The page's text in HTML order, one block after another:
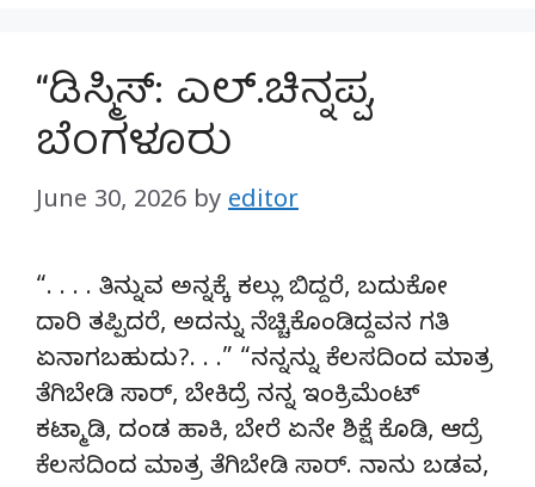
“ಡಿಸ್ಮಿಸ್: ಎಲ್.ಚಿನ್ನಪ್ಪ,
ಬೆಂಗಳೂರು
June 30, 2026 by editor
“. . . . ತಿನ್ನುವ ಅನ್ನಕ್ಕೆ ಕಲ್ಲು ಬಿದ್ದರೆ, ಬದುಕೋ
ದಾರಿ ತಪ್ಪಿದರೆ, ಅದನ್ನು ನೆಚ್ಚಿಕೊಂಡಿದ್ದವನ ಗತಿ
ಏನಾಗಬಹುದು?. . .” “ನನ್ನನ್ನು ಕೆಲಸದಿಂದ ಮಾತ್ರ
ತೆಗಿಬೇಡಿ ಸಾರ್, ಬೇಕಿದ್ರೆ ನನ್ನ ಇಂಕ್ರಿಮೆಂಟ್
ಕಟ್ಮಾಡಿ, ದಂಡ ಹಾಕಿ, ಬೇರೆ ಏನೇ ಶಿಕ್ಷೆ ಕೊಡಿ, ಆದ್ರೆ
ಕೆಲಸದಿಂದ ಮಾತ್ರ ತೆಗಿಬೇಡಿ ಸಾರ್. ನಾನು ಬಡವ,